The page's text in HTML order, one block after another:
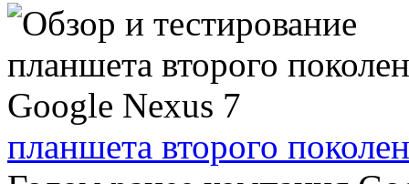
планшета второго